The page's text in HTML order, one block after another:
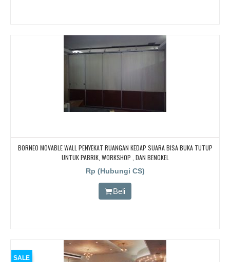
BORNEO MOVABLE WALL PENYEKAT RUANGAN KEDAP SUARA BISA BUKA TUTUP
UNTUK PABRIK, WORKSHOP , DAN BENGKEL
Rp (Hubungi CS)
Beli
SALE